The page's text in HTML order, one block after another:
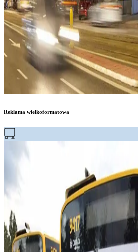
Reklama wielkoformatowa